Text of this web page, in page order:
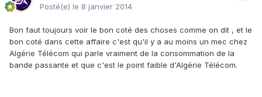
Posté(e) le 8 janvier 2014
Bon faut toujours voir le bon coté des choses comme on dit , et le
bon coté dans cette affaire c'est qu'il y a au moins un mec chez
Algérie Télécom qui parle vraiment de la consommation de la
bande passante et que c'est le point faible d'Algérie Télécom.